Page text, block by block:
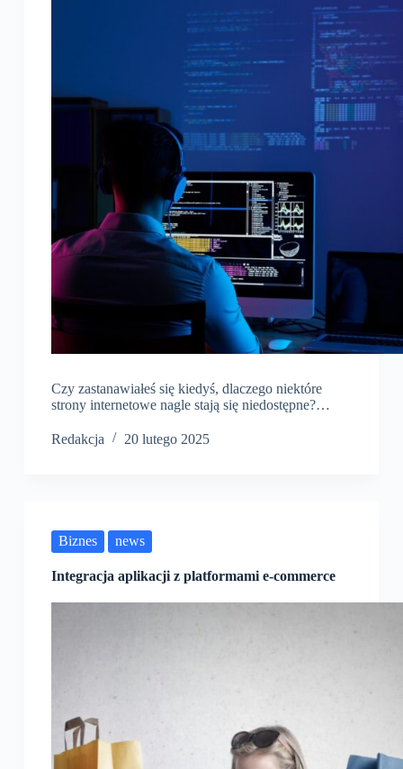
Czy zastanawiałeś się kiedyś, dlaczego niektóre
strony internetowe nagle stają się niedostępne?…
Redakcja 20 lutego 2025
Biznes news
Integracja aplikacji z platformami e-commerce